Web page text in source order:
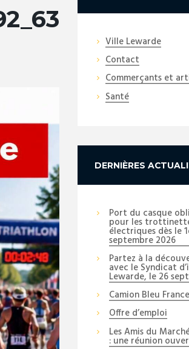
Ville Lewarde
Contact
Commerçants et
Santé
DERNIÈRES
Port du casque
pour les
électriques dès le
septembre 2026
Partez à la
avec le Syndicat
Lewarde, le 26
Camion Bleu
Offre d’emploi
Les Amis du
: une réunion